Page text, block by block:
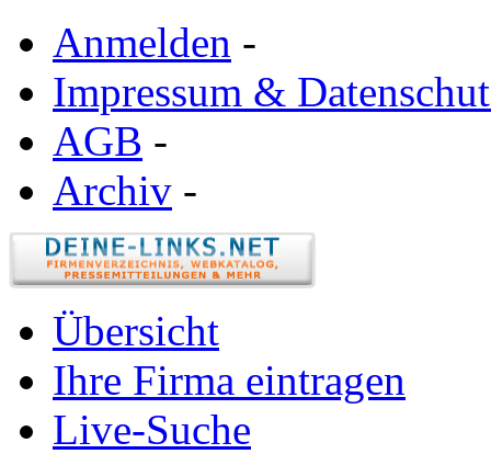
Anmelden -
Impressum &
AGB -
Archiv -
Übersicht
Ihre Firma eintragen
Live-Suche